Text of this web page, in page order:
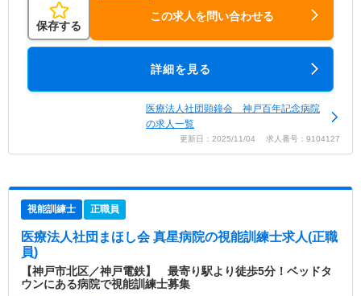
保存する
この求人を問い合わせる
詳細を見る
医療法人社団顕鐘会 神戸百年記念病院
の求人一覧
更新日：2025/11/04 求人番号：9104127
視能訓練士 正職員
医療法人社団まほし会 真星病院の視能訓練士求人(正職
員)
【神戸市北区／神戸電鉄】 最寄り駅より徒歩5分！ベッドタ
ウンにある病院で視能訓練士募集